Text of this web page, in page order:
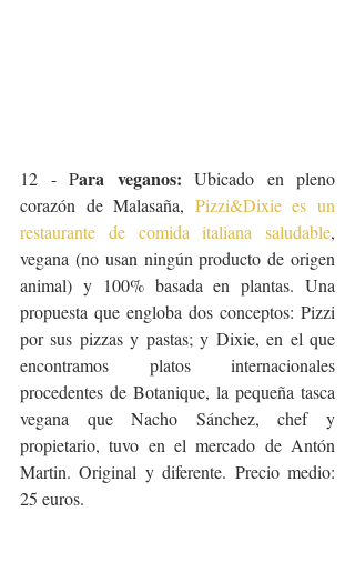
12 - Para veganos: Ubicado en pleno
corazón de Malasaña, Pizzi&Dixie es un
restaurante de comida italiana saludable,
vegana (no usan ningún producto de origen
animal) y 100% basada en plantas. Una
propuesta que engloba dos conceptos: Pizzi
por sus pizzas y pastas; y Dixie, en el que
encontramos platos internacionales
procedentes de Botanique, la pequeña tasca
vegana que Nacho Sánchez, chef y
propietario, tuvo en el mercado de Antón
Martin. Original y diferente. Precio medio:
25 euros.